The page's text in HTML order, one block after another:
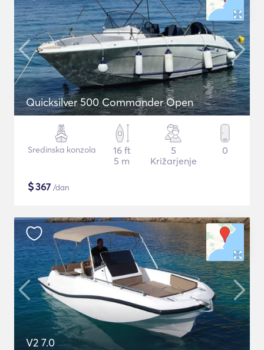
Quicksilver 500 Commander Open
Sredinska konzola
16 ft
5 m
5
Križarjenje
0
$367 /dan
V2 7.0